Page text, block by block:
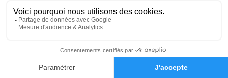
Faire-part Hommages
Crémation
Crématorium de Provence et Parc Mémorial
de Provence d'Aix-en-Provence